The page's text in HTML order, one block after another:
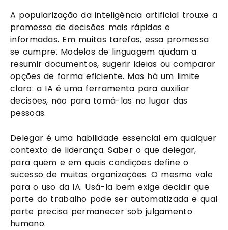
A popularização da inteligência artificial trouxe a
promessa de decisões mais rápidas e
informadas. Em muitas tarefas, essa promessa
se cumpre. Modelos de linguagem ajudam a
resumir documentos, sugerir ideias ou comparar
opções de forma eficiente. Mas há um limite
claro: a IA é uma ferramenta para auxiliar
decisões, não para tomá-las no lugar das
pessoas.
Delegar é uma habilidade essencial em qualquer
contexto de liderança. Saber o que delegar,
para quem e em quais condições define o
sucesso de muitas organizações. O mesmo vale
para o uso da IA. Usá-la bem exige decidir que
parte do trabalho pode ser automatizada e qual
parte precisa permanecer sob julgamento
humano.